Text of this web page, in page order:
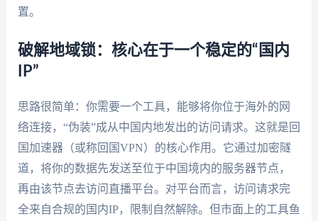
置。
破解地域锁：核心在于一个稳定的“国内
IP”
思路很简单：你需要一个工具，能够将你位于海外的网
络连接，“伪装”成从中国内地发出的访问请求。这就是回
国加速器（或称回国VPN）的核心作用。它通过加密隧
道，将你的数据先发送至位于中国境内的服务器节点，
再由该节点去访问直播平台。对平台而言，访问请求完
全来自合规的国内IP，限制自然解除。但市面上的工具鱼